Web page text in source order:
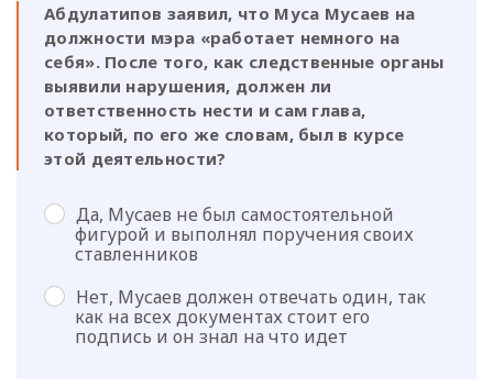
Абдулатипов заявил, что Муса Мусаев на
должности мэра «работает немного на
себя». После того, как следственные органы
выявили нарушения, должен ли
ответственность нести и сам глава,
который, по его же словам, был в курсе
этой деятельности?
Да, Мусаев не был самостоятельной
фигурой и выполнял поручения своих
ставленников
Нет, Мусаев должен отвечать один, так
как на всех документах стоит его
подпись и он знал на что идет